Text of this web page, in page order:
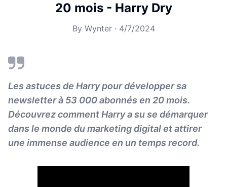
20 mois - Harry Dry
By Wynter· 4/7/2024
Les astuces de Harry pour développer sa
newsletter à 53 000 abonnés en 20 mois.
Découvrez comment Harry a su se démarquer
dans le monde du marketing digital et attirer
une immense audience en un temps record.